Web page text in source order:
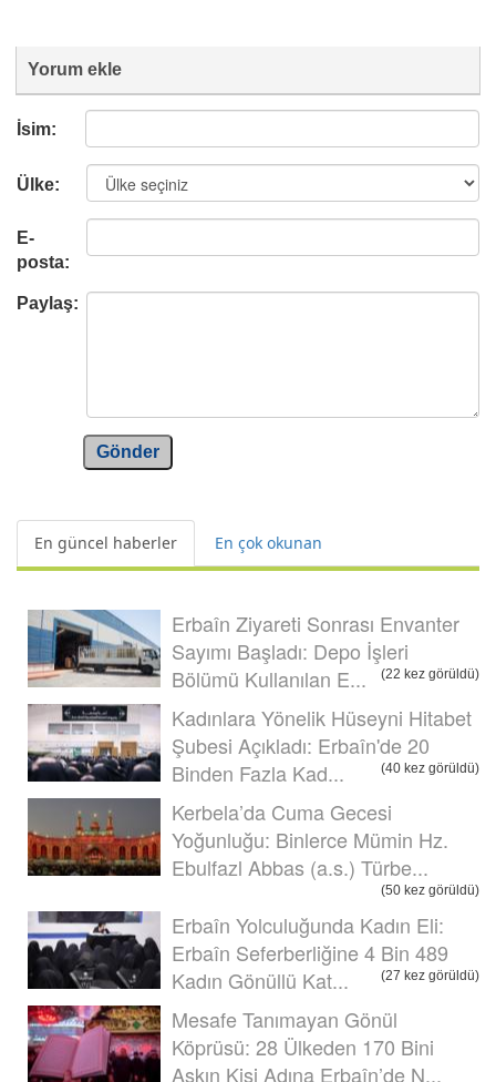
Yorum ekle
İsim:
Ülke:
E-
posta:
Paylaş:
Gönder
En güncel haberler En çok okunan
Erbaîn Ziyareti Sonrası Envanter
Sayımı Başladı: Depo İşleri
Bölümü Kullanılan E...
(22 kez görüldü)
Kadınlara Yönelik Hüseyni Hitabet
Şubesi Açıkladı: Erbaîn'de 20
Binden Fazla Kad...
(40 kez görüldü)
Kerbela’da Cuma Gecesi
Yoğunluğu: Binlerce Mümin Hz.
Ebulfazl Abbas (a.s.) Türbe...
(50 kez görüldü)
Erbaîn Yolculuğunda Kadın Eli:
Erbaîn Seferberliğine 4 Bin 489
Kadın Gönüllü Kat...
(27 kez görüldü)
Mesafe Tanımayan Gönül
Köprüsü: 28 Ülkeden 170 Bini
Aşkın Kişi Adına Erbaîn’de N...